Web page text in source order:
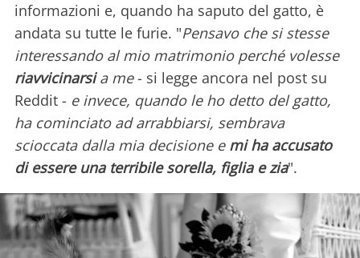
informazioni e, quando ha saputo del gatto, è
andata su tutte le furie. "Pensavo che si stesse
interessando al mio matrimonio perché volesse
riavvicinarsia me- si legge ancora nel post su
Reddit - e invece, quando le ho detto del gatto,
ha cominciato ad arrabbiarsi, sembrava
scioccata dalla mia decisione e mi ha accusato
di essere una terribile sorella, figlia e zia".